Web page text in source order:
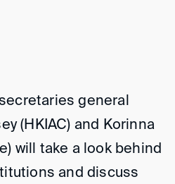
general
(HKIAC) and Korinna
will take a look behind
and discuss